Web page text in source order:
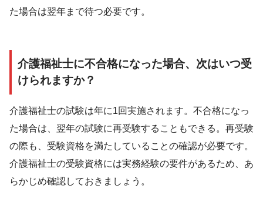
た場合は翌年まで待つ必要です。
介護福祉士に不合格になった場合、次はいつ受
けられますか？
介護福祉士の試験は年に1回実施されます。不合格になっ
た場合は、翌年の試験に再受験することもできる。再受験
の際も、受験資格を満たしていることの確認が必要です。
介護福祉士の受験資格には実務経験の要件があるため、あ
らかじめ確認しておきましょう。